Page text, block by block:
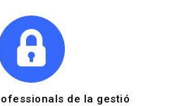
de la gestió